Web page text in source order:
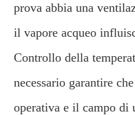
prova abbia una
il vapore acqueo
Controllo della
necessario garantire
operativa e il campo di